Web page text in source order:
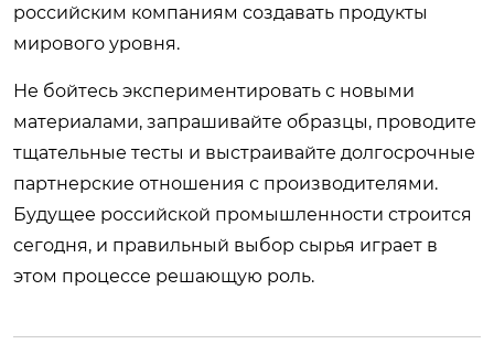
российским компаниям создавать продукты
мирового уровня.
Не бойтесь экспериментировать с новыми
материалами, запрашивайте образцы, проводите
тщательные тесты и выстраивайте долгосрочные
партнерские отношения с производителями.
Будущее российской промышленности строится
сегодня, и правильный выбор сырья играет в
этом процессе решающую роль.